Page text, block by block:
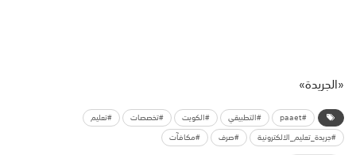
«الجريدة»
#paaet #التطبيقي #الكويت #تخصصات
#تعليم
#جريدة_تعليم_الالكترونية
#صرف #مكافآت